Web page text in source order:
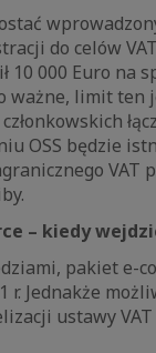
do celów
10 000 Euro na
ważne, limit ten
OSS będzie
VAT
– kiedy
pakiet e-
r. Jednakże
ustawy